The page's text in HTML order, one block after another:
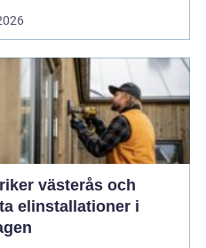
västerås och
elinstallationer i